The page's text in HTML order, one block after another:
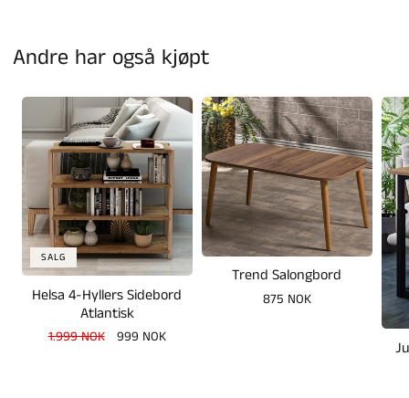
Andre har også kjøpt
SALG
Helsa 4-Hyllers Sidebord
Atlantisk
Vanlig
1.999 NOK Salgspris
999 NOK
Trend Salongbord
Vanlig
875 NOK